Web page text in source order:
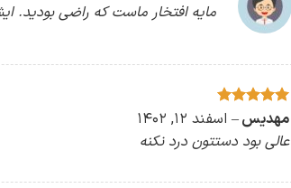
مایه افتخار ماست که راضی بودید.
امتیاز5ازمهدیس– اسفند ۱۲, ۱۴۰۲
عالی بود دستتون درد نکنه